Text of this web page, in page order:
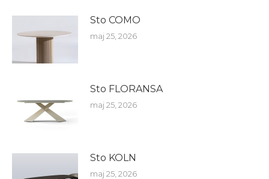
Sto COMO
maj 25, 2026
Sto FLORANSA
maj 25, 2026
Sto KOLN
maj 25, 2026